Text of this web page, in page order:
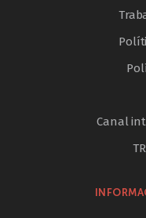
Canal